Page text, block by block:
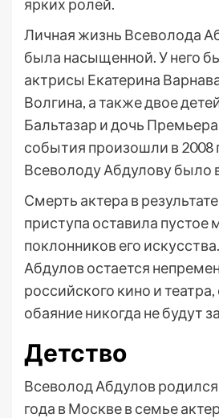
ярких ролей.
Личная жизнь Всеволода
была насыщенной. У него
актрисы Екатерина
Волгина, а также двое
Бальтазар и дочь
события произошли в 2008
Всеволоду Абдулову было
Смерть актера в
приступа оставила пустое
поклонников его
Абдулов остается
российского кино и театра,
обаяние никогда не будут
Детство
Всеволод Абдулов родился
года в Москве в семье